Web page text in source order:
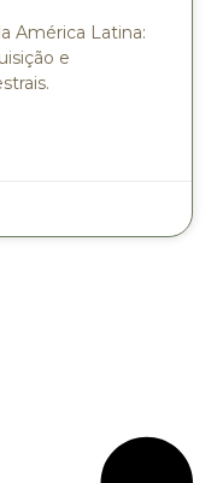
América Latina:
e